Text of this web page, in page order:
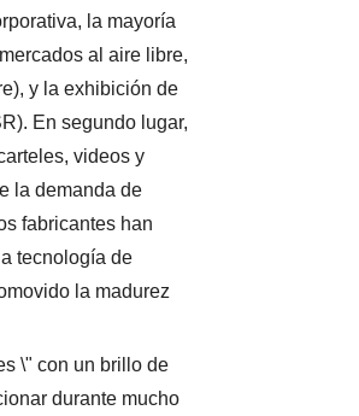
la mayoría
al aire libre,
y la exhibición de
En segundo lugar,
videos y
la demanda de
fabricantes han
tecnología de
la madurez
\" con un brillo de
durante mucho